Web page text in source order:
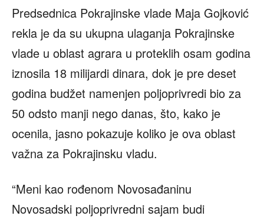
Predsednica Pokrajinske vlade Maja Gojković
rekla je da su ukupna ulaganja Pokrajinske
vlade u oblast agrara u proteklih osam godina
iznosila 18 milijardi dinara, dok je pre deset
godina budžet namenjen poljoprivredi bio za
50 odsto manji nego danas, što, kako je
ocenila, jasno pokazuje koliko je ova oblast
važna za Pokrajinsku vladu.
“Meni kao rođenom Novosađaninu
Novosadski poljoprivredni sajam budi